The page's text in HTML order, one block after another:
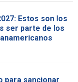
Estos son los
ser parte de los
para sancionar